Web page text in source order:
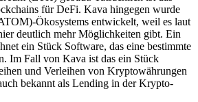
für DeFi. Kava hingegen wurde
Ökosystems entwickelt, weil es laut
deutlich mehr Möglichkeiten gibt. Ein
ein Stück Software, das eine bestimmte
Im Fall von Kava ist das ein Stück
und Verleihen von Kryptowährungen
bekannt als Lending in der Krypto-